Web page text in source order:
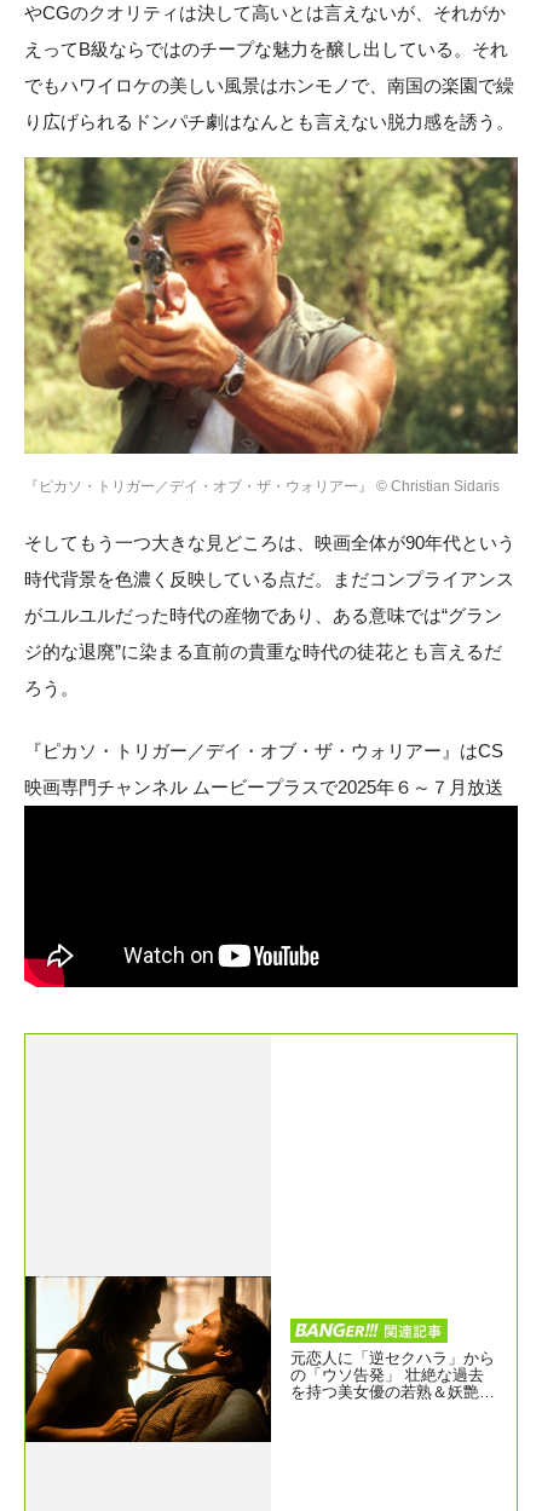
やCGのクオリティは決して高いとは言えないが、それがか
えってB級ならではのチープな魅力を醸し出している。それ
でもハワイロケの美しい風景はホンモノで、南国の楽園で繰
り広げられるドンパチ劇はなんとも言えない脱力感を誘う。
『ピカソ・トリガー／デイ・オブ・ザ・ウォリアー』 © Christian Sidaris
そしてもう一つ大きな見どころは、映画全体が90年代という
時代背景を色濃く反映している点だ。まだコンプライアンス
がユルユルだった時代の産物であり、ある意味では“グラン
ジ的な退廃”に染まる直前の貴重な時代の徒花とも言えるだ
ろう。
『ピカソ・トリガー／デイ・オブ・ザ・ウォリアー』はCS
映画専門チャンネル ムービープラスで2025年６～７月放送
元恋人に「逆セクハラ」から
の「ウソ告発」 壮絶な過去
を持つ美女優の若熟＆妖艶セ